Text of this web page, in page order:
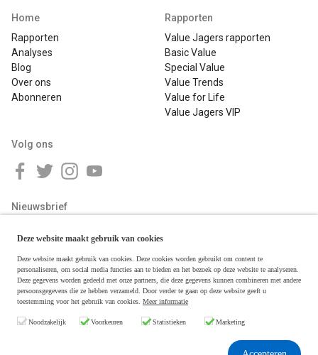
Home
Rapporten
Analyses
Blog
Over ons
Abonneren
Rapporten
Value Jagers rapporten
Basic Value
Special Value
Value Trends
Value for Life
Value Jagers VIP
Volg ons
Nieuwsbrief
Deze website maakt gebruik van cookies
Deze website maakt gebruik van cookies. Deze cookies worden gebruikt om content te
personaliseren, om social media functies aan te bieden en het bezoek op deze website te analyseren.
Deze gegevens worden gedeeld met onze partners, die deze gegevens kunnen combineren met andere
persoonsgegevens die ze hebben verzameld. Door verder te gaan op deze website geeft u
toestemming voor het gebruik van cookies. Meer informatie
Noodzakelijk Voorkeuren Statistieken Marketing